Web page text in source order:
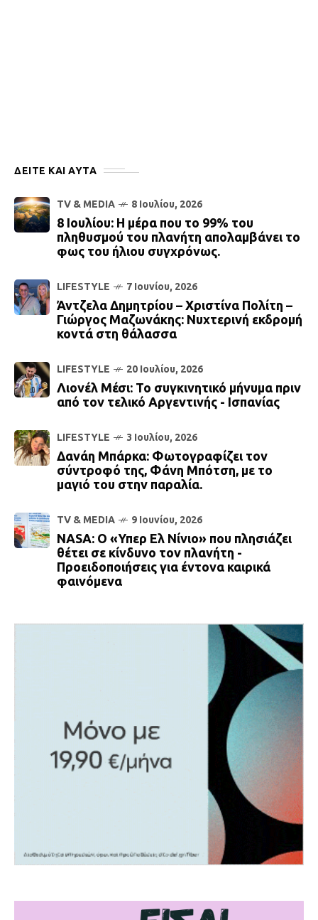
ΔΕΙΤΕ ΚΑΙ ΑΥΤΆ
TV & MEDIA 8 Ιουλίου, 2026
8 Ιουλίου: Η μέρα που το 99% του
πληθυσμού του πλανήτη απολαμβάνει το
φως του ήλιου συγχρόνως.
LIFESTYLE 7 Ιουνίου, 2026
Άντζελα Δημητρίου – Χριστίνα Πολίτη –
Γιώργος Μαζωνάκης: Νυχτερινή εκδρομή
κοντά στη θάλασσα
LIFESTYLE 20 Ιουλίου, 2026
Λιονέλ Μέσι: Το συγκινητικό μήνυμα πριν
από τον τελικό Αργεντινής - Ισπανίας
LIFESTYLE 3 Ιουλίου, 2026
Δανάη Μπάρκα: Φωτογραφίζει τον
σύντροφό της, Φάνη Μπότση, με το
μαγιό του στην παραλία.
TV & MEDIA 9 Ιουνίου, 2026
NASA: Ο «Υπερ Ελ Νίνιο» που πλησιάζει
θέτει σε κίνδυνο τον πλανήτη -
Προειδοποιήσεις για έντονα καιρικά
φαινόμενα